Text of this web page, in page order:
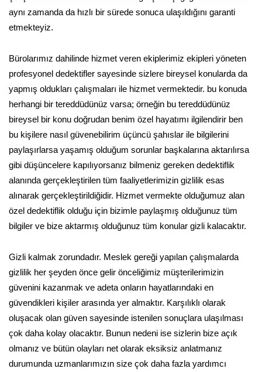
aynı zamanda da hızlı bir sürede sonuca ulaşıldığını garanti
etmekteyiz.
Bürolarımız dahilinde hizmet veren ekiplerimiz ekipleri yöneten
profesyonel dedektifler sayesinde sizlere bireysel konularda da
yapmış oldukları çalışmaları ile hizmet vermektedir. bu konuda
herhangi bir tereddüdünüz varsa; örneğin bu tereddüdünüz
bireysel bir konu doğrudan benim özel hayatımı ilgilendirir ben
bu kişilere nasıl güvenebilirim üçüncü şahıslar ile bilgilerini
paylaşırlarsa yaşamış olduğum sorunlar başkalarına aktarılırsa
gibi düşüncelere kapılıyorsanız bilmeniz gereken dedektiflik
alanında gerçekleştirilen tüm faaliyetlerimizin gizlilik esas
alınarak gerçekleştirildiğidir. Hizmet vermekte olduğumuz alan
özel dedektiflik olduğu için bizimle paylaşmış olduğunuz tüm
bilgiler ve bize aktarmış olduğunuz tüm konular gizli kalacaktır.
Gizli kalmak zorundadır. Meslek gereği yapılan çalışmalarda
gizlilik her şeyden önce gelir önceliğimiz müşterilerimizin
güvenini kazanmak ve adeta onların hayatlarındaki en
güvendikleri kişiler arasında yer almaktır. Karşılıklı olarak
oluşacak olan güven sayesinde istenilen sonuçlara ulaşılması
çok daha kolay olacaktır. Bunun nedeni ise sizlerin bize açık
olmanız ve bütün olayları net olarak eksiksiz anlatmanız
durumunda uzmanlarımızın size çok daha fazla yardımcı